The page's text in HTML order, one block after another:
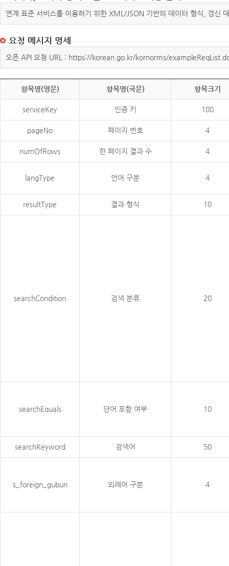
연계 표준 서비스를 이용하기 위한 XML/JSON 기반의 데이터 형식, 갱신
요청 메시지 명세
오픈 API 요청 URL : https://korean.go.kr/kornorms/
항목명(영문) 항목명(국문) 항목크기
serviceKey 인증 키 100
pageNo 페이지 번호 4
numOfRows 한 페이지 결과 수 4
langType 언어 구분 4
resultType 결과 형식 10
searchCondition 검색 분류 20
searchEquals 단어 포함 여부 10
searchKeyword 검색어 50
s_foreign_gubun 외래어 구분 4